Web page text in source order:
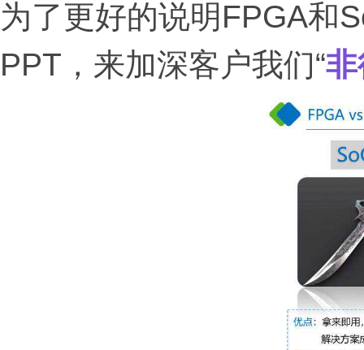
为了更好的说明FPGA和
PPT，来加深客户我们“